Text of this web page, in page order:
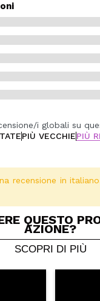
i globali su
PIÙ VECCHIEPIÙ
recensione in
QUESTO
AZIONE?
SCOPRI DI PIÙ